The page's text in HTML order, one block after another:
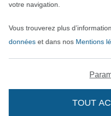
Deutsch
votre navigation.
Vous trouverez plus
donnéeset dans nos Mentions
TOUT